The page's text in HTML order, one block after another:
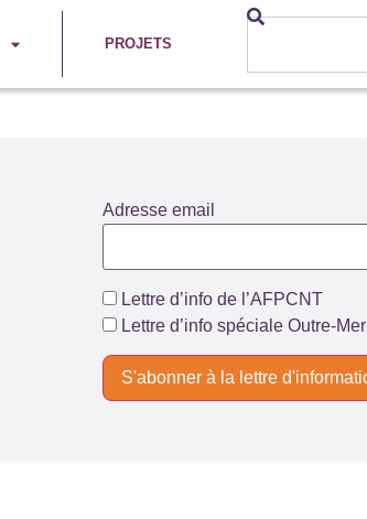
PROJETS
Adresse email
Lettre d’info de l’AFPCNT
Lettre d’info spéciale Outre-Mer